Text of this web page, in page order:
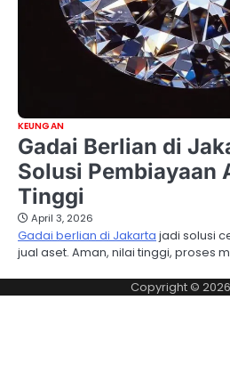
KEUNGAN
Gadai Berlian di
Solusi Pembiayaan
Tinggi
April 3, 2026
Gadai berlian di Jakarta jadi solusi
jual aset. Aman, nilai tinggi, proses
Copyright © 2026